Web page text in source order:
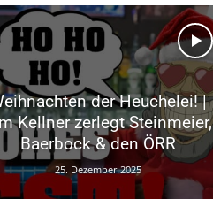
der Heuchelei! |
Kellner zerlegt Steinmeier,
Baerbock & den ÖRR
25. Dezember 2025